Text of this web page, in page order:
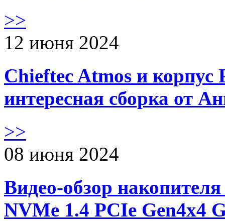
>>
12 июня 2024
Chieftec Atmos и корпус
интересная сборка от
>>
08 июня 2024
Видео-обзор
NVMe 1.4 PCIe Gen4х4